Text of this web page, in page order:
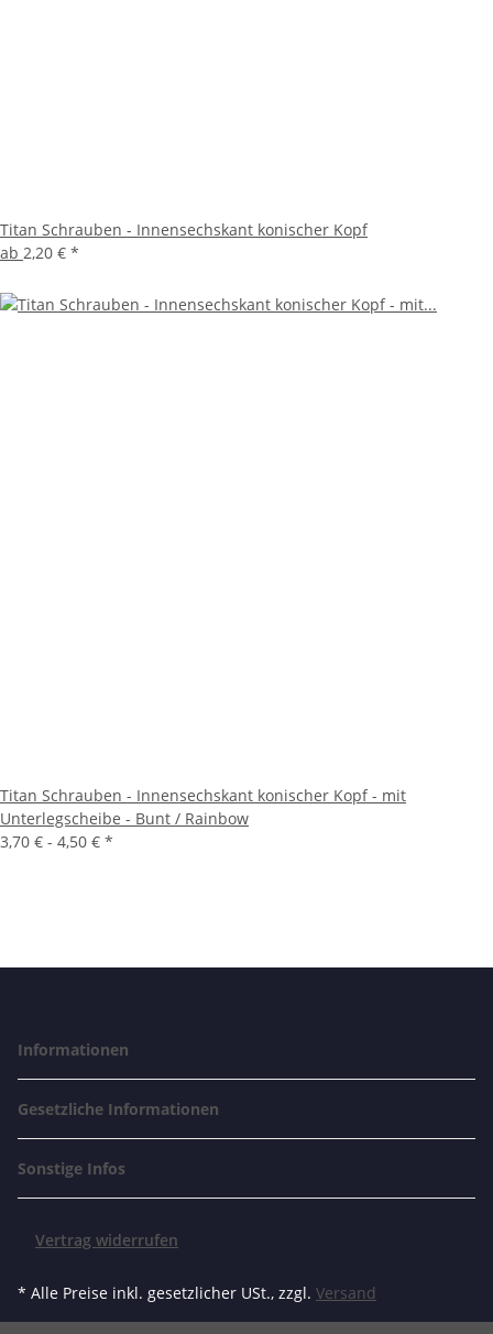
Titan Schrauben - Innensechskant konischer Kopf
ab 2,20 € *
Titan Schrauben - Innensechskant konischer Kopf - mit
Unterlegscheibe - Bunt / Rainbow
3,70 € - 4,50 € *
Informationen
Gesetzliche Informationen
Sonstige Infos
Vertrag widerrufen
* Alle Preise inkl. gesetzlicher USt., zzgl. Versand